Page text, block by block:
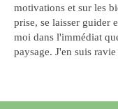
motivations et sur les
prise, se laisser guider
moi dans l'immédiat
paysage. J'en suis